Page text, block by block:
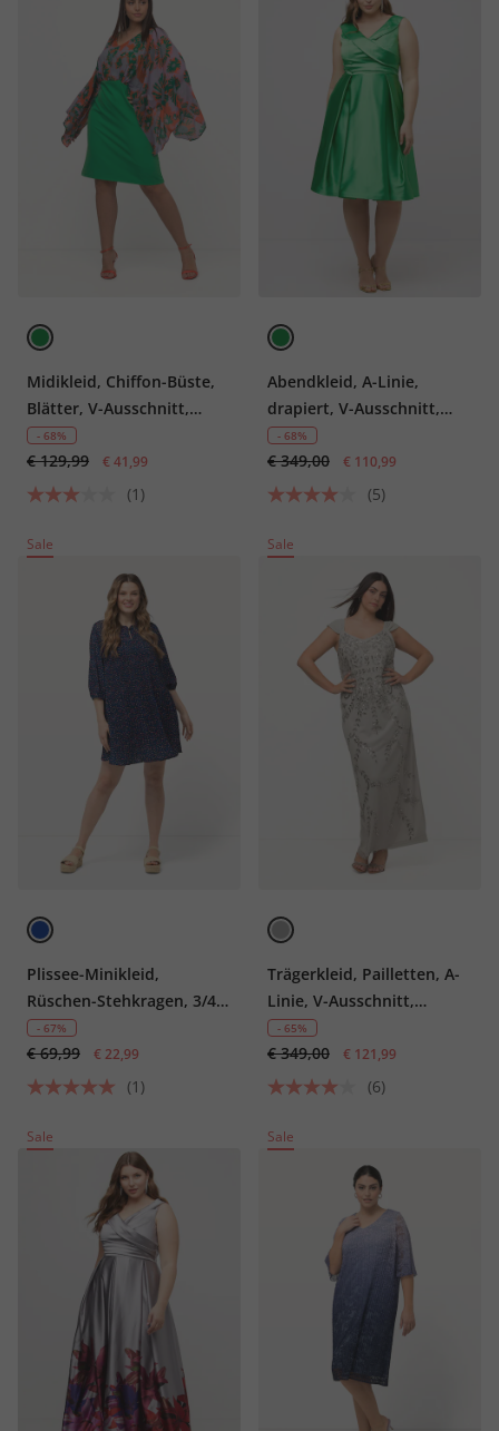
Midikleid, Chiffon-Büste,
Blätter, V-Ausschnitt,
Langarm
- 68%
€ 129,99 € 41,99
(1)
Abendkleid, A-Linie,
drapiert, V-Ausschnitt,
ärmellos
- 68%
€ 349,00 € 110,99
(5)
Sale
Plissee-Minikleid,
Rüschen-Stehkragen, 3/4-
Arm, doppellagig
- 67%
€ 69,99 € 22,99
(1)
Sale
Trägerkleid, Pailletten, A-
Linie, V-Ausschnitt,
ärmellos
- 65%
€ 349,00 € 121,99
(6)
Sale Sale